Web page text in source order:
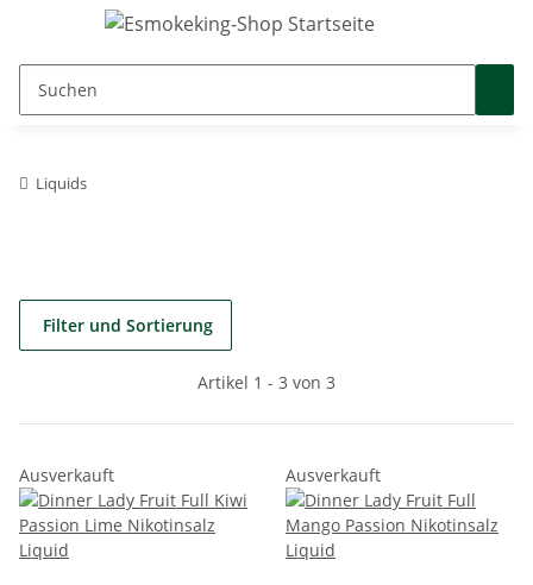
Liquids
Filter und Sortierung
Artikel 1 - 3 von 3
Ausverkauft Ausverkauft